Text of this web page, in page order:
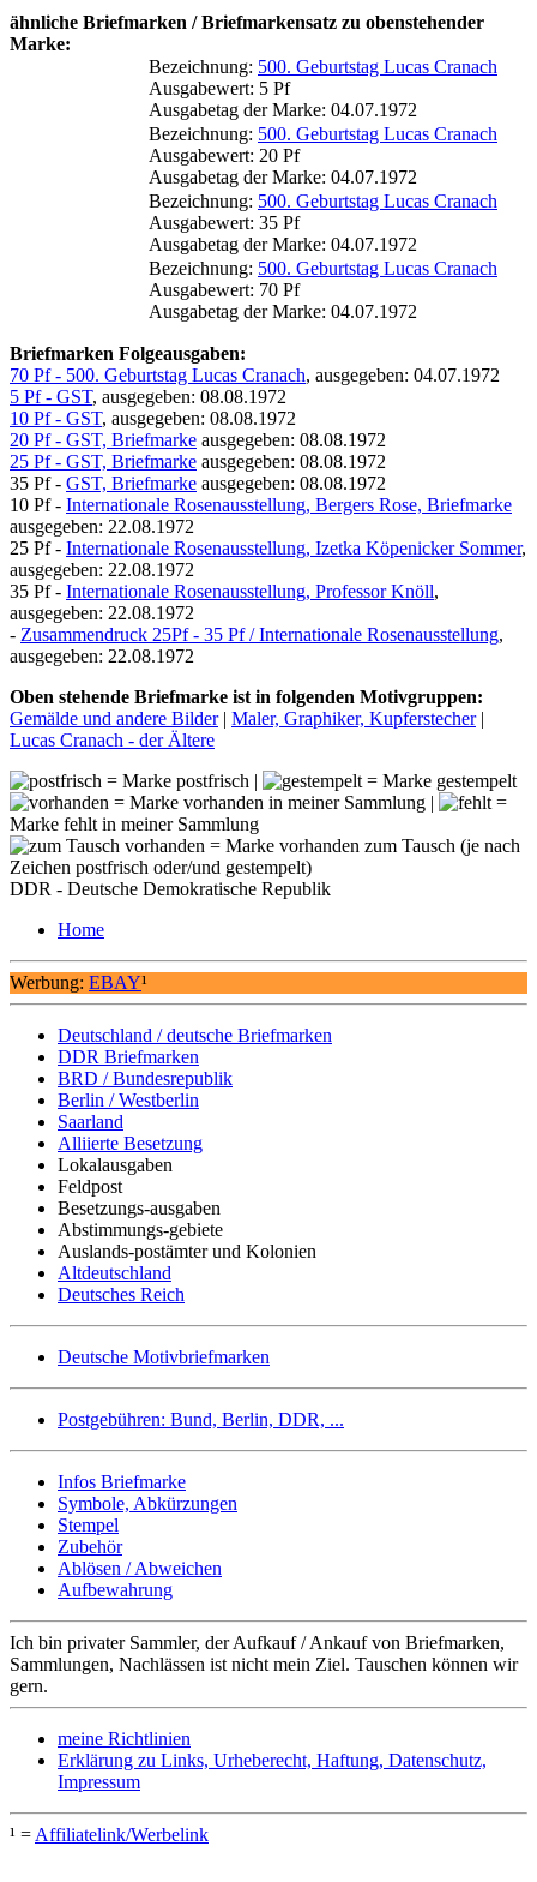
ähnliche Briefmarken / Briefmarkensatz zu obenstehender
Marke:
Bezeichnung: 500. Geburtstag Lucas Cranach
Ausgabewert: 5 Pf
Ausgabetag der Marke: 04.07.1972
Bezeichnung: 500. Geburtstag Lucas Cranach
Ausgabewert: 20 Pf
Ausgabetag der Marke: 04.07.1972
Bezeichnung: 500. Geburtstag Lucas Cranach
Ausgabewert: 35 Pf
Ausgabetag der Marke: 04.07.1972
Bezeichnung: 500. Geburtstag Lucas Cranach
Ausgabewert: 70 Pf
Ausgabetag der Marke: 04.07.1972
Briefmarken Folgeausgaben:
70 Pf - 500. Geburtstag Lucas Cranach, ausgegeben: 04.07.1972
5 Pf - GST, ausgegeben: 08.08.1972
10 Pf - GST, ausgegeben: 08.08.1972
20 Pf - GST, Briefmarke ausgegeben: 08.08.1972
25 Pf - GST, Briefmarke ausgegeben: 08.08.1972
35 Pf - GST, Briefmarke ausgegeben: 08.08.1972
10 Pf - Internationale Rosenausstellung, Bergers Rose, Briefmarke
ausgegeben: 22.08.1972
25 Pf - Internationale Rosenausstellung, Izetka Köpenicker Sommer,
ausgegeben: 22.08.1972
35 Pf - Internationale Rosenausstellung, Professor Knöll,
ausgegeben: 22.08.1972
- Zusammendruck 25Pf - 35 Pf / Internationale Rosenausstellung,
ausgegeben: 22.08.1972
Oben stehende Briefmarke ist in folgenden Motivgruppen:
Gemälde und andere Bilder| Maler, Graphiker, Kupferstecher|
Lucas Cranach - der Ältere
= Marke postfrisch |
= Marke gestempelt
= Marke vorhanden in meiner Sammlung |
=
Marke fehlt in meiner Sammlung
= Marke vorhanden zum Tausch (je nach
Zeichen postfrisch oder/und gestempelt)
DDR - Deutsche Demokratische Republik
Home
Werbung: EBAY¹
Deutschland / deutsche Briefmarken
DDR Briefmarken
BRD / Bundesrepublik
Berlin / Westberlin
Saarland
Alliierte Besetzung
Lokalausgaben
Feldpost
Besetzungs-ausgaben
Abstimmungs-gebiete
Auslands-postämter und Kolonien
Altdeutschland
Deutsches Reich
Deutsche Motivbriefmarken
Postgebühren: Bund, Berlin, DDR, ...
Infos Briefmarke
Symbole, Abkürzungen
Stempel
Zubehör
Ablösen / Abweichen
Aufbewahrung
Ich bin privater Sammler, der Aufkauf / Ankauf von Briefmarken,
Sammlungen, Nachlässen ist nicht mein Ziel. Tauschen können wir
gern.
meine Richtlinien
Erklärung zu Links, Urheberecht, Haftung, Datenschutz,
Impressum
¹ = Affiliatelink/Werbelink